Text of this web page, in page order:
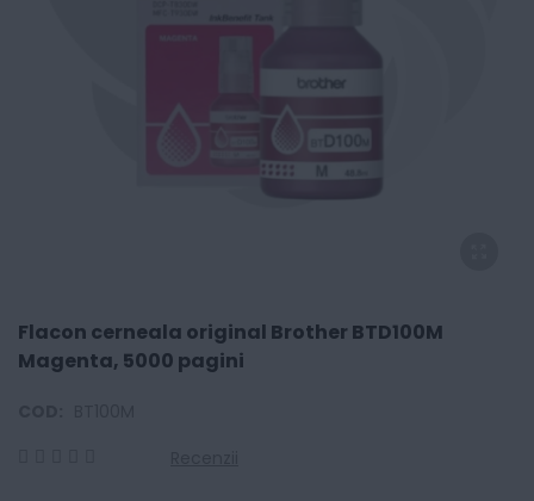
Flacon cerneala original Brother BTD100M
Magenta, 5000 pagini